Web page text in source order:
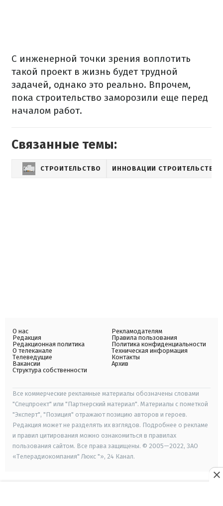
С инженерной точки зрения воплотить
такой проект в жизнь будет трудной
задачей, однако это реально. Впрочем,
пока строительство заморозили еще перед
началом работ.
Связанные темы:
СТРОИТЕЛЬСТВО ИННОВАЦИИ СТРОИТЕЛЬСТВА
О нас
Редакция
Редакционная политика
О телеканале
Телеведущие
Вакансии
Структура собственности
Рекламодателям
Правила пользования
Политика конфиденциальности
Техническая информация
Контакты
Архив
Все коммерческие рекламные материалы обозначены словами
"Спецпроект" или "Партнерский материал". Материалы с пометкой
"Эксперт", "Позиция" отражают позицию авторов и героев.
Редакция может не разделять их взглядов. Подробнее о рекламе
и правил цитирования можно ознакомиться в правилах
пользования сайтом. Все права защищены. © 2005—2022, ЗАО
«Телерадиокомпания" Люкс "», 24 Канал.